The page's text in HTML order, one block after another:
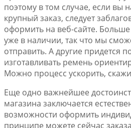
поэтому в том случае, если вы
крупный заказ, следует
оформить на веб-сайте.
уже в наличии, так что мы
отправить. А другие придется
изготавливать ремень
Можно процесс ускорить,
Еще одно важнейшее
магазина заключается
возможности оформить
принципе можете сейчас